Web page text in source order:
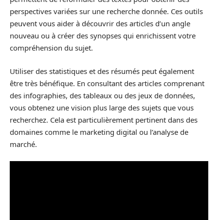
perspectives variées sur une recherche donnée. Ces outils
peuvent vous aider à découvrir des articles d’un angle
nouveau ou à créer des synopses qui enrichissent votre
compréhension du sujet.
Utiliser des statistiques et des résumés peut également
être très bénéfique. En consultant des articles comprenant
des infographies, des tableaux ou des jeux de données,
vous obtenez une vision plus large des sujets que vous
recherchez. Cela est particulièrement pertinent dans des
domaines comme le marketing digital ou l’analyse de
marché.